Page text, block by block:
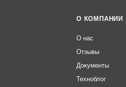
О КОМПАНИИ
О нас
Отзывы
Документы
Техноблог